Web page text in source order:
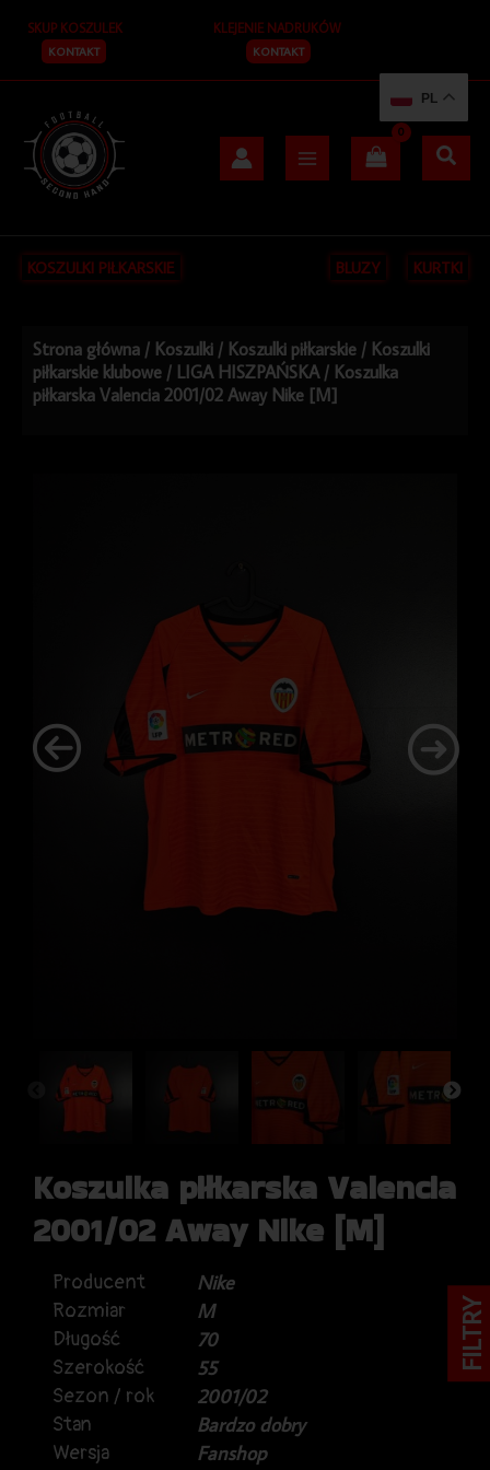
treści
SKUP KOSZULEK
KONTAKT
KLEJENIE NADRUKÓW
KONTAKT
KOSZULKI PIŁKARSKIE BLUZY KURTKI
Strona główna / Koszulki / Koszulki piłkarskie / Koszulki
piłkarskie klubowe / LIGA HISZPAŃSKA / Koszulka
piłkarska Valencia 2001/02 Away Nike [M]
Koszulka piłkarska Valencia
2001/02 Away Nike [M]
Producent
Nike
Rozmiar
M
Długość
70
Szerokość
55
Sezon / rok
2001/02
Stan
Bardzo dobry
Wersja
Fanshop
PL
FILTRY